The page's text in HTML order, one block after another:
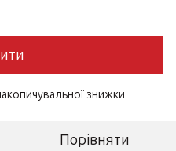
знижки
Порівняти